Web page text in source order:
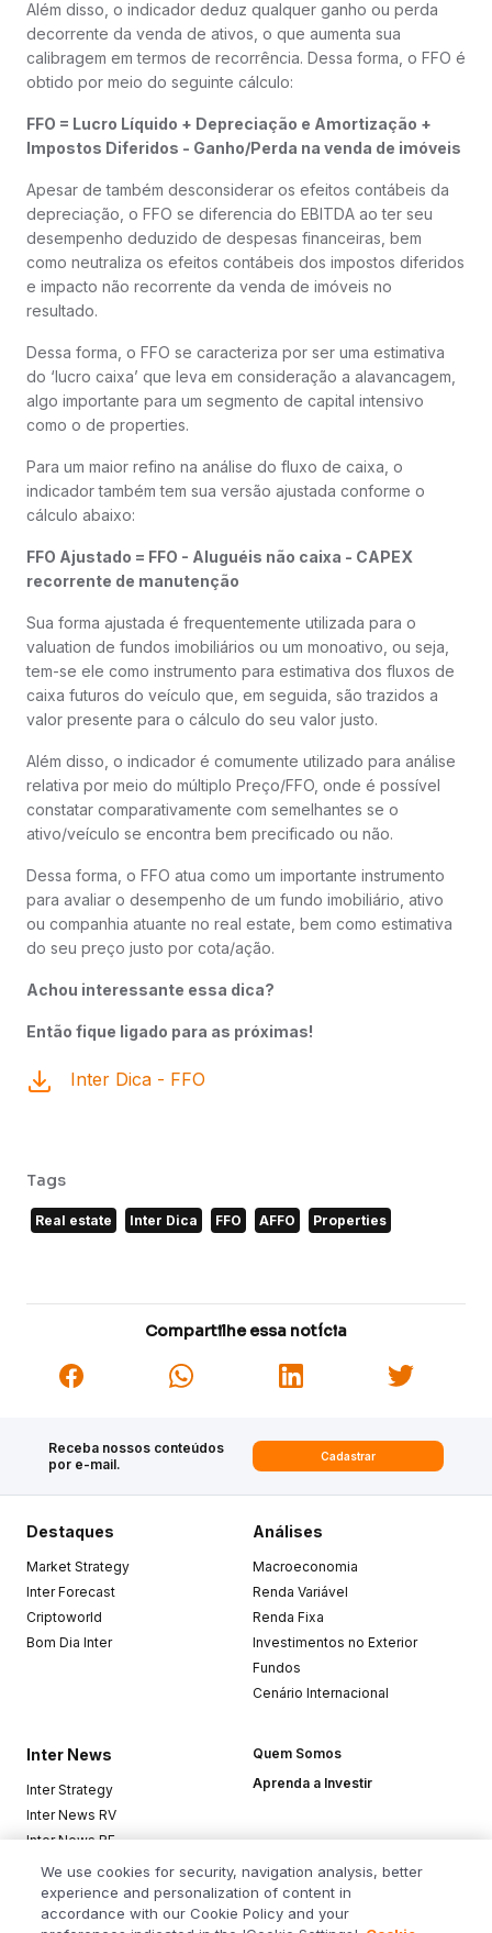
Além disso, o indicador deduz qualquer ganho ou perda
decorrente da venda de ativos, o que aumenta sua
calibragem em termos de recorrência. Dessa forma, o FFO é
obtido por meio do seguinte cálculo:
FFO = Lucro Líquido + Depreciação e Amortização +
Impostos Diferidos - Ganho/Perda na venda de imóveis
Apesar de também desconsiderar os efeitos contábeis da
depreciação, o FFO se diferencia do EBITDA ao ter seu
desempenho deduzido de despesas financeiras, bem
como neutraliza os efeitos contábeis dos impostos diferidos
e impacto não recorrente da venda de imóveis no
resultado.
Dessa forma, o FFO se caracteriza por ser uma estimativa
do ‘lucro caixa’ que leva em consideração a alavancagem,
algo importante para um segmento de capital intensivo
como o de properties.
Para um maior refino na análise do fluxo de caixa, o
indicador também tem sua versão ajustada conforme o
cálculo abaixo:
FFO Ajustado = FFO - Aluguéis não caixa - CAPEX
recorrente de manutenção
Sua forma ajustada é frequentemente utilizada para o
valuation de fundos imobiliários ou um monoativo, ou seja,
tem-se ele como instrumento para estimativa dos fluxos de
caixa futuros do veículo que, em seguida, são trazidos a
valor presente para o cálculo do seu valor justo.
Além disso, o indicador é comumente utilizado para análise
relativa por meio do múltiplo Preço/FFO, onde é possível
constatar comparativamente com semelhantes se o
ativo/veículo se encontra bem precificado ou não.
Dessa forma, o FFO atua como um importante instrumento
para avaliar o desempenho de um fundo imobiliário, ativo
ou companhia atuante no real estate, bem como estimativa
do seu preço justo por cota/ação.
Achou interessante essa dica?
Então fique ligado para as próximas!
Inter Dica - FFO
Tags
Real estate Inter Dica FFO AFFO Properties
Compartilhe essa notícia
Receba nossos conteúdos
por e-mail.
Cadastrar
Destaques
Market Strategy
Inter Forecast
Criptoworld
Bom Dia Inter
Análises
Macroeconomia
Renda Variável
Renda Fixa
Investimentos no Exterior
Fundos
Cenário Internacional
Inter News
Inter Strategy
Inter News RV
Inter News RF
Top Funds
Quem Somos
Aprenda a Investir
Baixe o app
We use cookies for security, navigation analysis, better
experience and personalization of content in
accordance with our Cookie Policy and your